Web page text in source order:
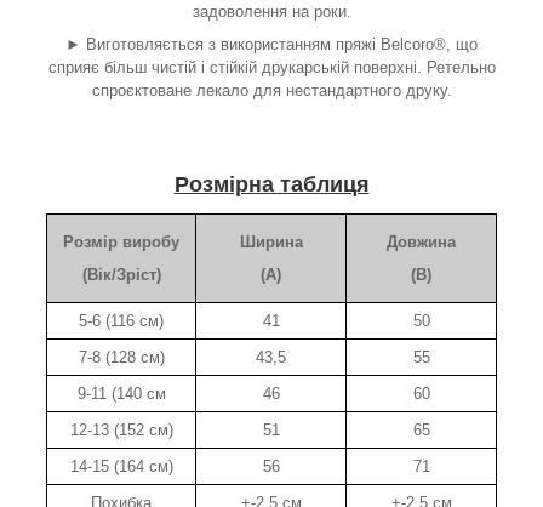
задоволення на роки.
► Виготовляється з використанням пряжі Belcoro®, що
сприяє більш чистій і стійкій друкарській поверхні. Ретельно
спроєктоване лекало для нестандартного друку.
Розмірна таблиця
Розмір виробу
(Вік/Зріст)
Ширина
(A)
Довжина
(B)
5-6 (116 см) 41
50
7-8 (128 см)
43,5
55
9-11 (140 см
46
60
12-13 (152 см)
51
65
14-15 (164 см)
56
71
Похибка
+-2,5 см +-2,5 см